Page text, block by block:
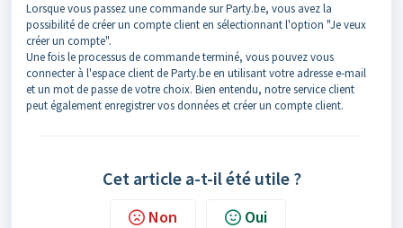
Lorsque vous passez une commande sur Party.be, vous avez la
possibilité de créer un compte client en sélectionnant l'option "Je veux
créer un compte".
Une fois le processus de commande terminé, vous pouvez vous
connecter à l'espace client de Party.be en utilisant votre adresse e-mail
et un mot de passe de votre choix. Bien entendu, notre service client
peut également enregistrer vos données et créer un compte client.
Cet article a-t-il été utile ?
Non Oui